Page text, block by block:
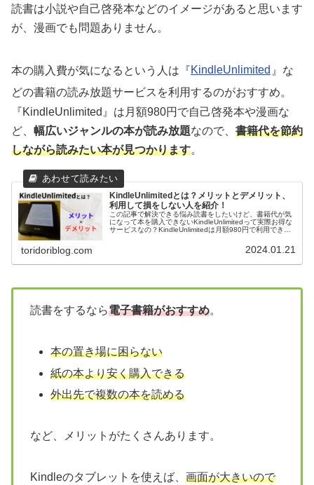
読書は小説や自己啓発本などのイメージがあると思います
が、漫画でも問題ありません。
本の購入費が気になるという人は『KindleUnlimited 』な
どの書籍の読み放題サービスを利用するのがおすすめ。
『KindleUnlimited』は月額980円で自己啓発本や漫画な
ど、 幅広いジャンルの本が読み放題なので、 書籍代を節約
しながら読みたい本が見つかります。
KindleUnlimitedとは？メリットとデメリット、
利用して損をしない人を紹介！
この記事で解決できる悩み読書をしたいけど、書籍代が気
になって本を購入できないKindleUnlimitedって実際お得な
サービスなの？KindleUnlimitedは月額980円で利用できる
toridoriblog.com 2024.01.21
読書をするなら電子書籍がおすすめ。
本の置き場に困らない
紙の本より安く購入できる
外出先で複数の本を読める
など、メリットがたくさんあります。
Kindleのタブレットを使えば、 画面が大きいので